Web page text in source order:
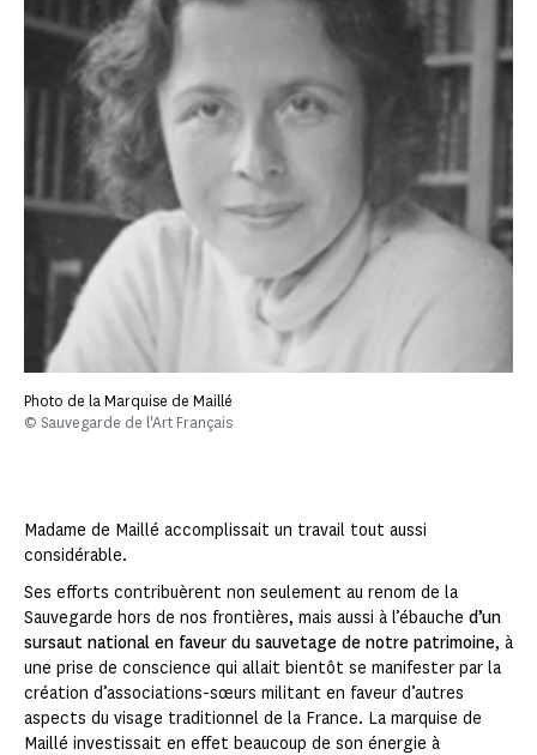
Photo de la Marquise de Maillé
© Sauvegarde de l'Art Français
Madame de Maillé accomplissait un travail tout aussi
considérable.
Ses efforts contribuèrent non seulement au renom de la
Sauvegarde hors de nos frontières, mais aussi à l’ébauche d’un
sursaut national en faveur du sauvetage de notre patrimoine, à
une prise de conscience qui allait bientôt se manifester par la
création d’associations-sœurs militant en faveur d’autres
aspects du visage traditionnel de la France. La marquise de
Maillé investissait en effet beaucoup de son énergie à